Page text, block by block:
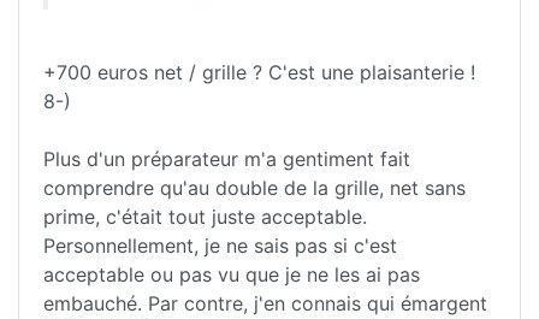
+700 euros net / grille ? C'est une plaisanterie !
8-)
Plus d'un préparateur m'a gentiment fait
comprendre qu'au double de la grille, net sans
prime, c'était tout juste acceptable.
Personnellement, je ne sais pas si c'est
acceptable ou pas vu que je ne les ai pas
embauché. Par contre, j'en connais qui émargent